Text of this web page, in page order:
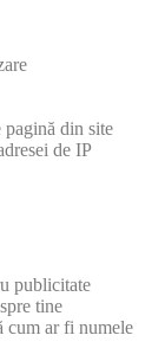
din site
de IP
publicitate
tine
cum ar fi numele